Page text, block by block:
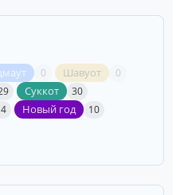
0 Шавуот 0
Суккот 30
Новый год 10